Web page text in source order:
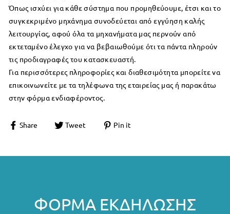
Όπως ισχύει για κάθε σύστημα που προμηθεύουμε, έτσι και το
συγκεκριμένο μηχάνημα συνοδεύεται από εγγύηση καλής
λειτουργίας, αφού όλα τα μηχανήματα μας περνούν από
εκτεταμένο έλεγχο για να βεβαιωθούμε ότι τα πάντα πληρούν
τις προδιαγραφές του κατασκευαστή.
Για περισσότερες πληροφορίες και διαθεσιμότητα μπορείτε να
επικοινωνείτε με τα τηλέφωνα της εταιρείας μας ή παρακάτω
στην φόρμα ενδιαφέροντος.
Share Tweet Pin it
ΦΌΡΜΑ ΕΚΔΉΛΩΣΗΣ